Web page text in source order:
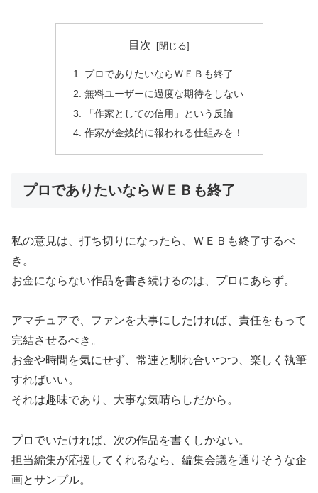
目次
プロでありたいならＷＥＢも終了
無料ユーザーに過度な期待をしない
「作家としての信用」という反論
作家が金銭的に報われる仕組みを！
プロでありたいならＷＥＢも終了
私の意見は、打ち切りになったら、ＷＥＢも終了するべ
き。
お金にならない作品を書き続けるのは、プロにあらず。
アマチュアで、ファンを大事にしたければ、責任をもって
完結させるべき。
お金や時間を気にせず、常連と馴れ合いつつ、楽しく執筆
すればいい。
それは趣味であり、大事な気晴らしだから。
プロでいたければ、次の作品を書くしかない。
担当編集が応援してくれるなら、編集会議を通りそうな企
画とサンプル。